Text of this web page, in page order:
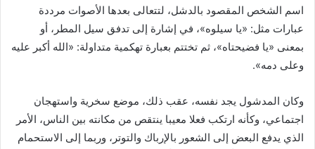
اسم الشخص المقصود بالدشل، لتتعالى بعدها الأصوات مرددة
عبارات مثل: «يا سيلوه»، في إشارة إلى تدفق سيل المطر، أو
بمعنى «يا فضيحتاه»، ثم تختتم بعبارة تهكمية متداولة: «الله أكبر عليه
وعلى دمه».
وكان المدشول يجد نفسه، عقب ذلك، موضع سخرية واستهجان
اجتماعي، وكأنه ارتكب فعلا معيبا ينتقص من مكانته بين الناس، الأمر
الذي يدفع البعض إلى الشعور بالإرباك والتوتر، وربما إلى الاستحمام